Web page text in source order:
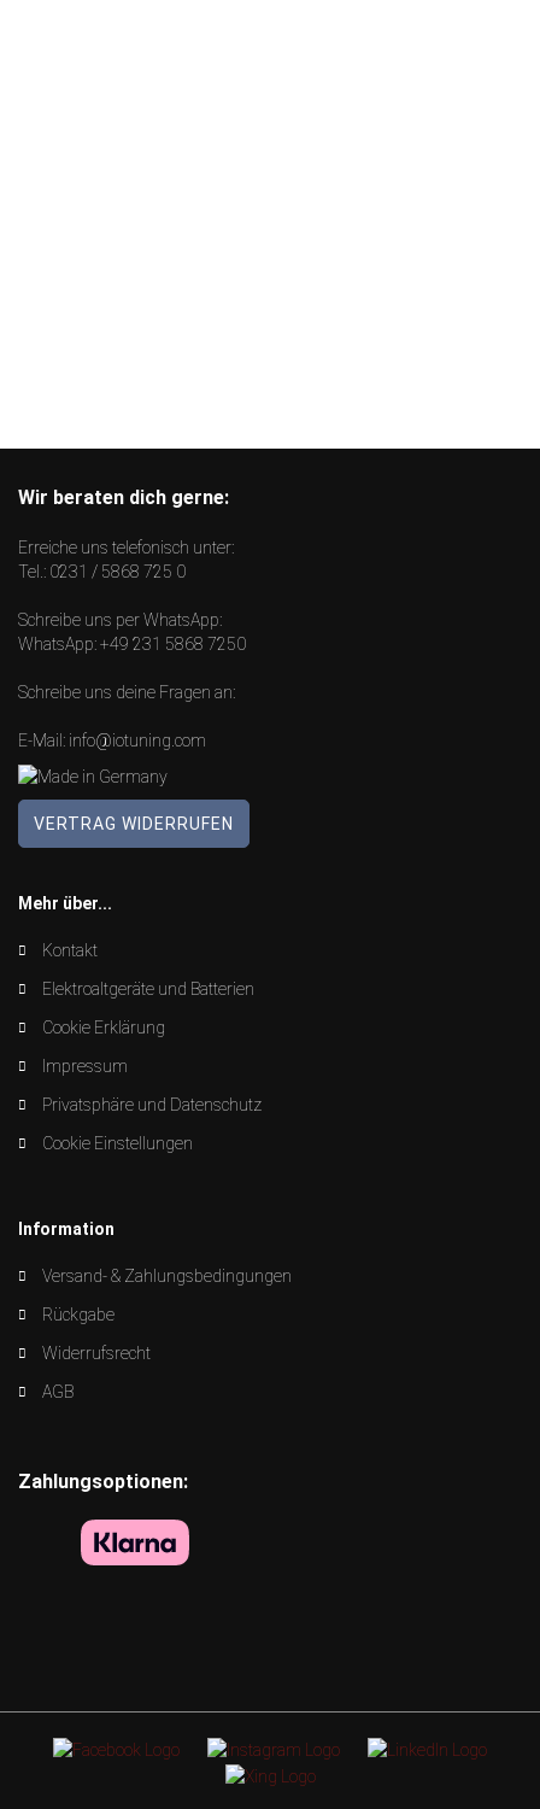
Wir beraten dich gerne:
Erreiche uns telefonisch unter:
Tel.: 0231 / 5868 725 0
Schreibe uns per WhatsApp:
WhatsApp:+49 231 5868 7250
Schreibe uns deine Fragen an:
E-Mail: info@iotuning.com
VERTRAG WIDERRUFEN
Mehr über...
Kontakt
Elektroaltgeräte und Batterien
Cookie Erklärung
Impressum
Privatsphäre und Datenschutz
Cookie Einstellungen
Information
Versand- & Zahlungsbedingungen
Rückgabe
Widerrufsrecht
AGB
Zahlungsoptionen: